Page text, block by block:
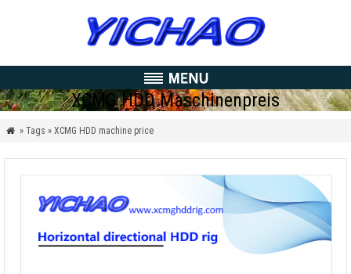
XCMG HDD Maschinenpreis
 » Tags » XCMG HDD machine price